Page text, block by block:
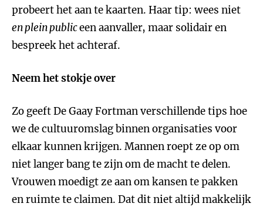
probeert het aan te kaarten. Haar tip: wees niet
en plein publiceen aanvaller, maar solidair en
bespreek het achteraf.
Neem het stokje over
Zo geeft De Gaay Fortman verschillende tips hoe
we de cultuuromslag binnen organisaties voor
elkaar kunnen krijgen. Mannen roept ze op om
niet langer bang te zijn om de macht te delen.
Vrouwen moedigt ze aan om kansen te pakken
en ruimte te claimen. Dat dit niet altijd makkelijk